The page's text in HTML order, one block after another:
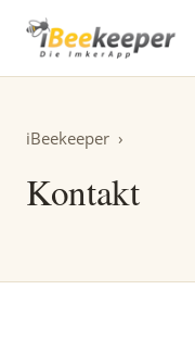
iBeekeeper ›
Kontakt